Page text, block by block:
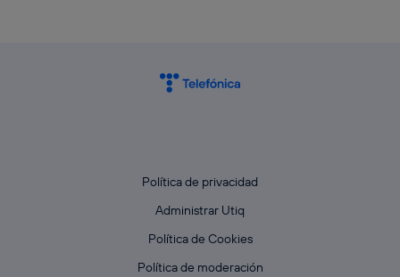
Política de privacidad
Administrar Utiq
Política de Cookies
Política de moderación